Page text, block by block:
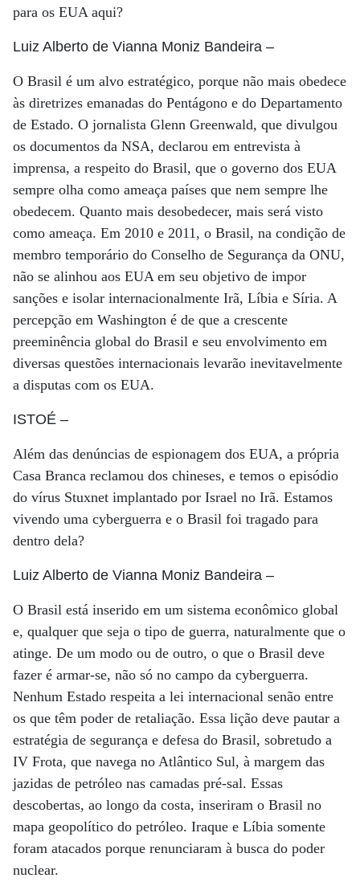
para os EUA aqui?
Luiz Alberto de Vianna Moniz Bandeira –
O Brasil é um alvo estratégico, porque não mais obedece
às diretrizes emanadas do Pentágono e do Departamento
de Estado. O jornalista Glenn Greenwald, que divulgou
os documentos da NSA, declarou em entrevista à
imprensa, a respeito do Brasil, que o governo dos EUA
sempre olha como ameaça países que nem sempre lhe
obedecem. Quanto mais desobedecer, mais será visto
como ameaça. Em 2010 e 2011, o Brasil, na condição de
membro temporário do Conselho de Segurança da ONU,
não se alinhou aos EUA em seu objetivo de impor
sanções e isolar internacionalmente Irã, Líbia e Síria. A
percepção em Washington é de que a crescente
preeminência global do Brasil e seu envolvimento em
diversas questões internacionais levarão inevitavelmente
a disputas com os EUA.
ISTOÉ –
Além das denúncias de espionagem dos EUA, a própria
Casa Branca reclamou dos chineses, e temos o episódio
do vírus Stuxnet implantado por Israel no Irã. Estamos
vivendo uma cyberguerra e o Brasil foi tragado para
dentro dela?
Luiz Alberto de Vianna Moniz Bandeira –
O Brasil está inserido em um sistema econômico global
e, qualquer que seja o tipo de guerra, naturalmente que o
atinge. De um modo ou de outro, o que o Brasil deve
fazer é armar-se, não só no campo da cyberguerra.
Nenhum Estado respeita a lei internacional senão entre
os que têm poder de retaliação. Essa lição deve pautar a
estratégia de segurança e defesa do Brasil, sobretudo a
IV Frota, que navega no Atlântico Sul, à margem das
jazidas de petróleo nas camadas pré-sal. Essas
descobertas, ao longo da costa, inseriram o Brasil no
mapa geopolítico do petróleo. Iraque e Líbia somente
foram atacados porque renunciaram à busca do poder
nuclear.